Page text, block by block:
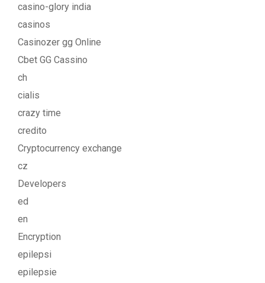
casino-glory india
casinos
Casinozer gg Online
Cbet GG Cassino
ch
cialis
crazy time
credito
Cryptocurrency exchange
cz
Developers
ed
en
Encryption
epilepsi
epilepsie